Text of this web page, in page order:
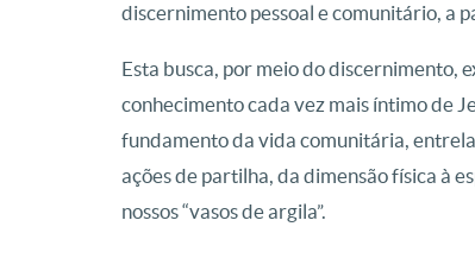
discernimento pessoal e comunitário, a
Esta busca, por meio do discernimento,
conhecimento cada vez mais íntimo de
fundamento da vida comunitária,
ações de partilha, da dimensão física à
nossos “vasos de argila”.